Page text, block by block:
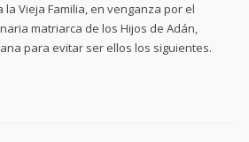
Vieja Familia, en venganza por el
matriarca de los Hijos de Adán,
para evitar ser ellos los siguientes.